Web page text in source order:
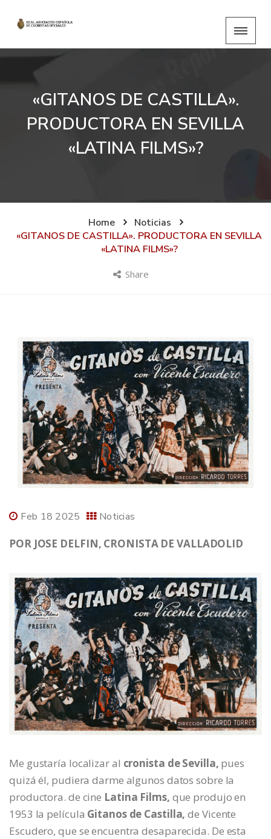
«GITANOS DE CASTILLA».
PRODUCTORA EN SEVILLA
«LATINA FILMS»?
Home
Noticias
«GITANOS DE CASTILLA». PRODUCTORA EN SEVILLA
«LATINA FILMS»?
Share
Feb 18 2025 Noticias
POR JOSE DELFIN, CRONISTA DE VALLADOLID
Me gustaría localizar al cronista de Sevilla, pues
quizá él, pudiera darme algunos datos sobre la
productora. de cine Latina Films, que produjo en
1953 la película Gitanos de Castilla, de Vicente
Escudero, que se encuentra desaparecida. De esta